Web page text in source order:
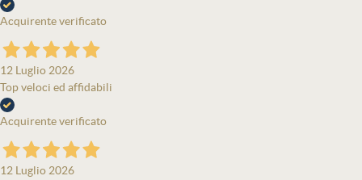
Acquirente verificato
12 Luglio 2026
Top veloci ed affidabili
Acquirente verificato
12 Luglio 2026